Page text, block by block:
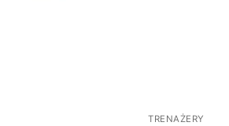
TRENAŻERY